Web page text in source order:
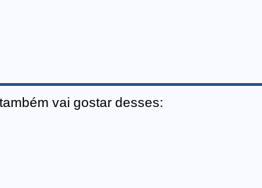
vai gostar desses: